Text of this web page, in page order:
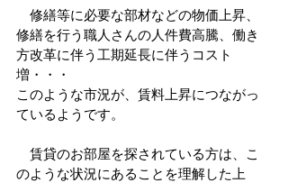
修繕等に必要な部材などの物価上昇、
修繕を行う職人さんの人件費高騰、働き
方改革に伴う工期延長に伴うコスト
増・・・
このような市況が、賃料上昇につながっ
ているようです。
賃貸のお部屋を探されている方は、こ
のような状況にあることを理解した上